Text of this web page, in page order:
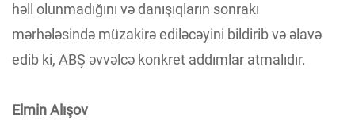
həll olunmadığını və danışıqların sonrakı
mərhələsində müzakirə ediləcəyini bildirib və əlavə
edib ki, ABŞ əvvəlcə konkret addımlar atmalıdır.
Elmin Alışov